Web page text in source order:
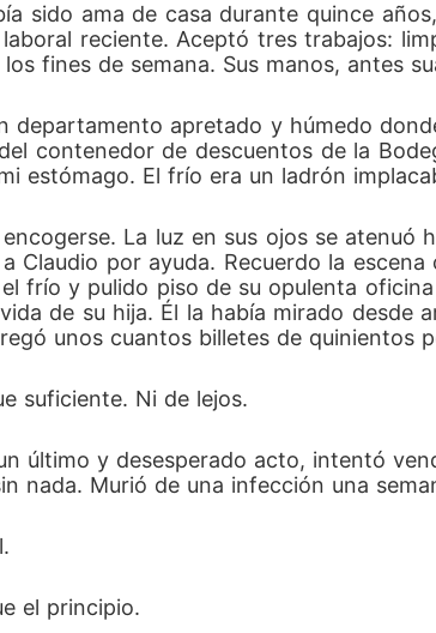
sido ama de casa durante quince
reciente. Aceptó tres trabajos:
fines de semana. Sus manos, antes
departamento apretado y húmedo
contenedor de descuentos de la
estómago. El frío era un ladrón
La luz en sus ojos se
Claudio por ayuda. Recuerdo la
frío y pulido piso de su opulenta
de su hija. Él la había mirado desde
unos cuantos billetes de quinientos
suficiente. Ni de lejos.
último y desesperado acto, intentó
nada. Murió de una infección una
el principio.